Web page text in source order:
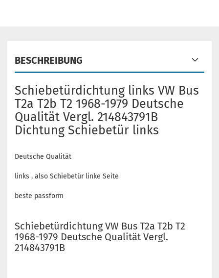
BESCHREIBUNG
Schiebetürdichtung links VW Bus
T2a T2b T2 1968-1979 Deutsche
Qualität Vergl. 214843791B
Dichtung Schiebetür links
Deutsche Qualität
links , also Schiebetür linke Seite
beste passform
Schiebetürdichtung VW Bus T2a T2b T2
1968-1979 Deutsche Qualität Vergl.
214843791B